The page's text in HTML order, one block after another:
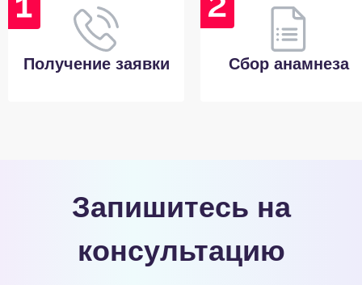
Получение заявки Сбор анамнеза
Запишитесь на
консультацию